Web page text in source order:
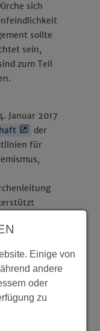
sich
sollte
sein,
zum Teil
Januar 2017
der
für
bzw.
rechts«
und
Einige von
andere
oder
zu